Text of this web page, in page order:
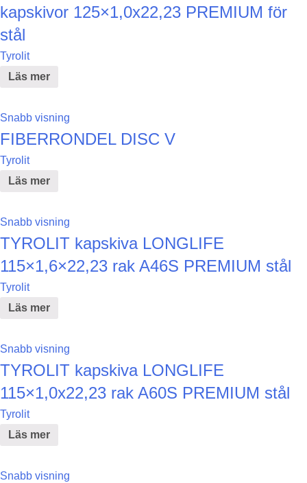
kapskivor 125×1,0x22,23 PREMIUM för
stål
Tyrolit
Läs mer
Snabb visning
FIBERRONDEL DISC V
Tyrolit
Läs mer
Snabb visning
TYROLIT kapskiva LONGLIFE
115×1,6×22,23 rak A46S PREMIUM stål
Tyrolit
Läs mer
Snabb visning
TYROLIT kapskiva LONGLIFE
115×1,0x22,23 rak A60S PREMIUM stål
Tyrolit
Läs mer
Snabb visning